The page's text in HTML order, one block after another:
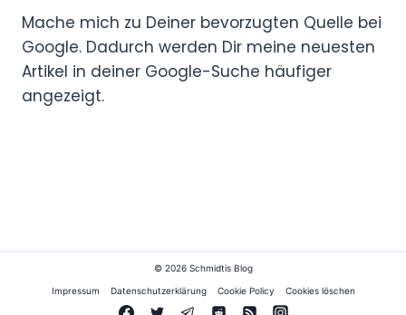
Mache mich zu Deiner bevorzugten Quelle bei
Google. Dadurch werden Dir meine neuesten
Artikel in deiner Google-Suche häufiger
angezeigt.
© 2026 Schmidtis Blog
Impressum Datenschutzerklärung Cookie Policy Cookies löschen